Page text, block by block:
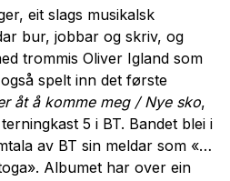
eit slags musikalsk
bur, jobbar og skriv, og
trommis Oliver Igland som
spelt inn det første
åt å komme meg / Nye sko,
5 i BT. Bandet blei i
av BT sin meldar som «…
Albumet har over ein